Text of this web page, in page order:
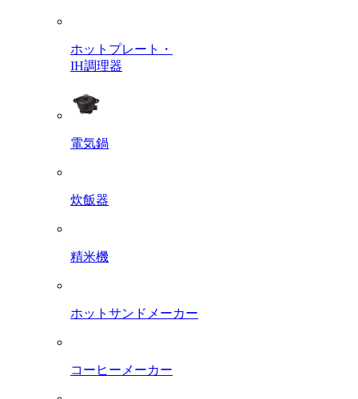
ホットプレート・
IH調理器
電気鍋
炊飯器
精米機
ホットサンドメーカー
コーヒーメーカー